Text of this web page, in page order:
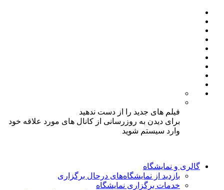
فیلم های جدید را از دست ندهید
برای دیدن به روزرسانی از کانال های مورد علاقه خود
وارد سیستم شوید
گالری و نمایشگاه
بازدید از نمایشگاه‌های درحال برگزاری
خدمات برگزاری نمایشگاه